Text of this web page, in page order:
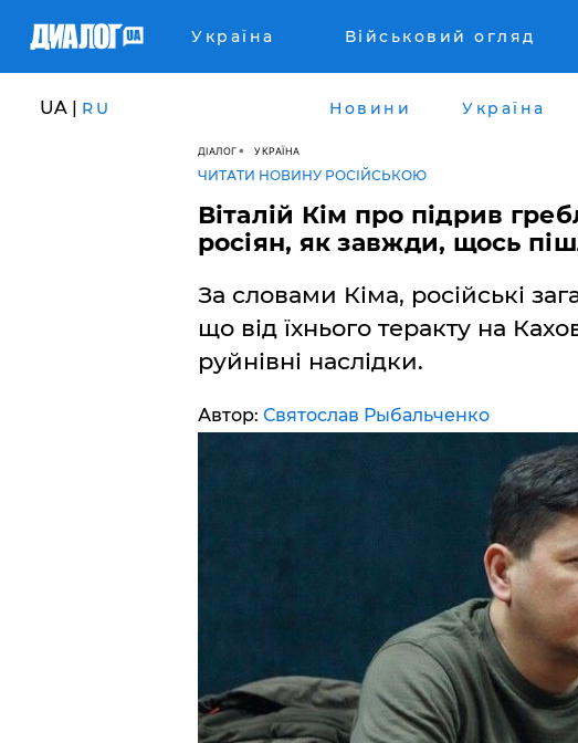
Україна Військовий огляд
UA | RU Новини Україна
ДІАЛОГ УКРАЇНА
ЧИТАТИ НОВИНУ РОСІЙСЬКОЮ
Віталій Кім про підрив
росіян, як завжди, щось
За словами Кіма, російські
що від їхнього теракту на
руйнівні наслідки.
Автор: Святослав Рыбальченко